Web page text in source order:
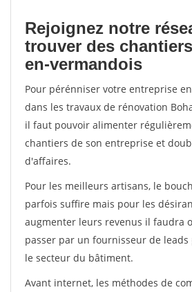
Rejoignez notre
trouver des
en-vermandois
Pour pérénniser votre entreprise
dans les travaux de rénovation
il faut pouvoir alimenter
chantiers de son entreprise et
d'affaires.
Pour les meilleurs artisans, le
parfois suffire mais pour les
augmenter leurs revenus il faudra
passer par un fournisseur de leads
le secteur du bâtiment.
Avant internet, les méthodes de